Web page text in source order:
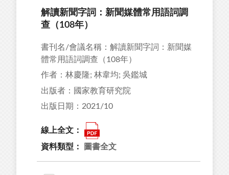
解讀新聞字詞：新聞媒體常用語詞調
查（108年）
書刊名/會議名稱：解讀新聞字詞：新聞媒
體常用語詞調查（108年）
作者：林慶隆; 林韋均; 吳鑑城
出版者：國家教育研究院
出版日期：2021/10
線上全文：
資料類型： 圖書全文